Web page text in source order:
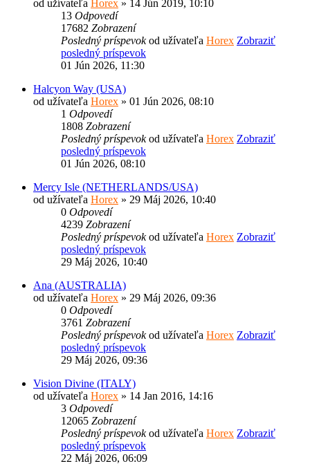
od užívateľa Horex » 14 Jún 2019, 10:10
13 Odpovedí
17682 Zobrazení
Posledný príspevokod užívateľa Horex Zobraziť
posledný príspevok
01 Jún 2026, 11:30
Halcyon Way (USA)
od užívateľa Horex » 01 Jún 2026, 08:10
1 Odpovedí
1808 Zobrazení
Posledný príspevokod užívateľa Horex Zobraziť
posledný príspevok
01 Jún 2026, 08:10
Mercy Isle (NETHERLANDS/USA)
od užívateľa Horex » 29 Máj 2026, 10:40
0 Odpovedí
4239 Zobrazení
Posledný príspevokod užívateľa Horex Zobraziť
posledný príspevok
29 Máj 2026, 10:40
Ana (AUSTRALIA)
od užívateľa Horex » 29 Máj 2026, 09:36
0 Odpovedí
3761 Zobrazení
Posledný príspevokod užívateľa Horex Zobraziť
posledný príspevok
29 Máj 2026, 09:36
Vision Divine (ITALY)
od užívateľa Horex » 14 Jan 2016, 14:16
3 Odpovedí
12065 Zobrazení
Posledný príspevokod užívateľa Horex Zobraziť
posledný príspevok
22 Máj 2026, 06:09